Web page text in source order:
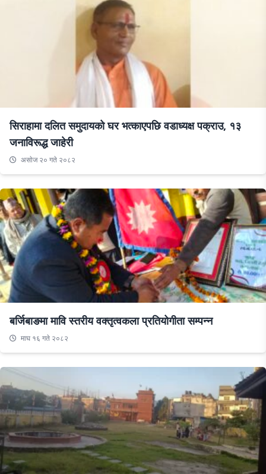
सिराहामा दलित समुदायको घर भत्काएपछि वडाध्यक्ष पक्राउ, १३
जनाविरूद्ध जाहेरी
असाेज २० गते २०८२
बर्जिबाङमा मावि स्तरीय वक्तृत्वकला प्रतियोगीता सम्पन्न
माघ १६ गते २०८२